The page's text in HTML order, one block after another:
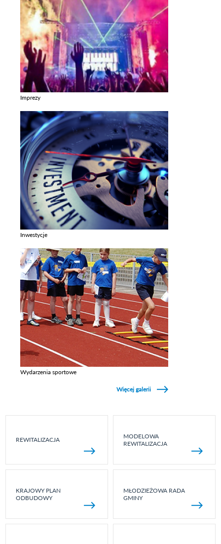
Imprezy
Inwestycje
Wydarzenia sportowe
Więcej galerii
REWITALIZACJA
MODELOWA
REWITALIZACJA
KRAJOWY PLAN
ODBUDOWY
MŁODZIEŻOWA RADA
GMINY